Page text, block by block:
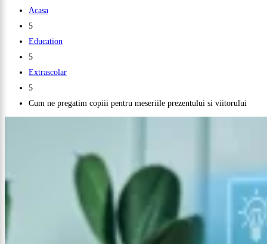
Acasa
5
Education
5
Extrascolar
5
Cum ne pregatim copiii pentru meseriile prezentului si viitorului